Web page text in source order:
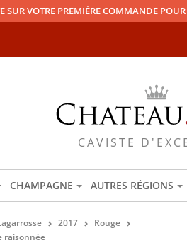
VOTRE PREMIÈRE COMMANDE
CAVISTE
CHAMPAGNE AUTRES RÉGIONS
2017
Rouge
raisonnée